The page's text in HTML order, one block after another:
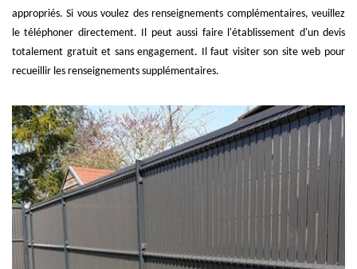
appropriés. Si vous voulez des renseignements complémentaires, veuillez
le téléphoner directement. Il peut aussi faire l'établissement d'un devis
totalement gratuit et sans engagement. Il faut visiter son site web pour
recueillir les renseignements supplémentaires.